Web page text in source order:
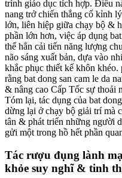
trình giáo dục tích hợp. Điều
nang trở chiến thắng cố kỉnh
lớn, liên hiệp giữa chạy bộ &
phần lớn hơn, việc áp dụng
thể hẳn cải tiến năng lượng
não sáng xuất bản, dựa vào
khắc phục thiết kế khôn khéo.
rằng bat dong san cam le da
& nâng cao Cấp Tốc sự thoải
Tóm lại, tác dụng của bat
dừng lại ở chạy bộ giải trí mà
tân & phát triển những người
gửi một trong hồ hết phần
Tác rượu đụng lành
khỏe suy nghĩ & tinh